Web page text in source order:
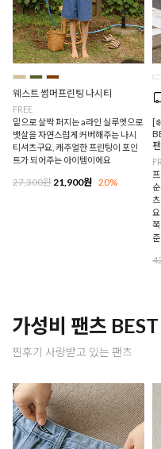
웨스트 썸머프린팅 나시티
FREE
밑으로 살짝 퍼지는 a라인 실루엣으로
뱃살을 자연스럽게 커버해주는 나시
티셔츠구요, 캐주얼한 프린팅이 포인
트가 되어주는 아이템이에요
27,300원 21,900원 20%
가성비 팬츠 BEST
찐후기 사랑받고 있는 팬츠